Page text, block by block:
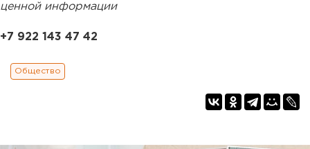
ценной информации
+7 922 143 47 42
Общество